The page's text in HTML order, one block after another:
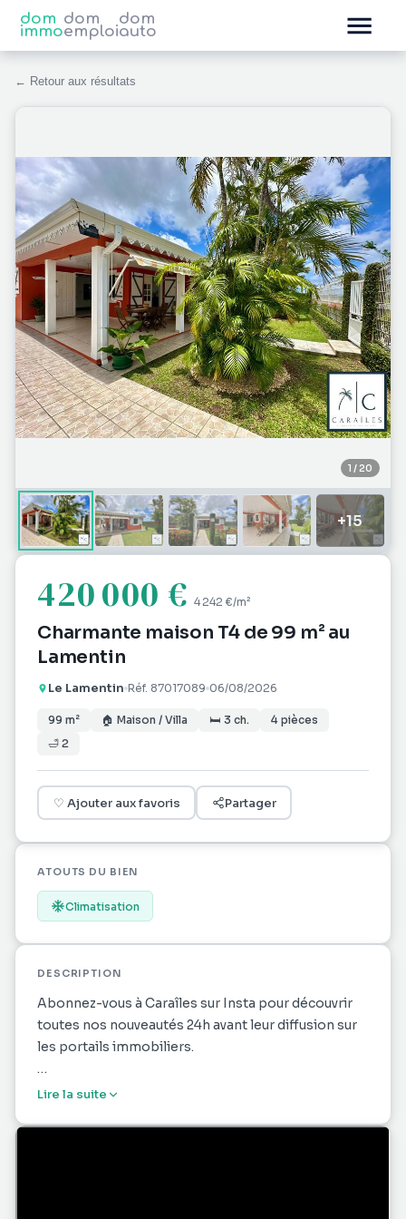
dom
immo
dom
emploi
dom
auto
← Retour aux résultats
1 /20
+15
420 000 € 4 242 €/m²
Charmante maison T4 de 99 m² au
Lamentin
Le Lamentin Réf. 87017089 06/08/2026
99 m² 🏠 Maison / Villa 🛏 3 ch. 4 pièces
🛁 2
♡ Ajouter aux favoris Partager
ATOUTS DU BIEN
Climatisation
DESCRIPTION
Abonnez-vous à Caraîles sur Insta pour découvrir
toutes nos nouveautés 24h avant leur diffusion sur
les portails immobiliers.
Située au cœur du Lamentin en Martinique, cette
Lire la suite